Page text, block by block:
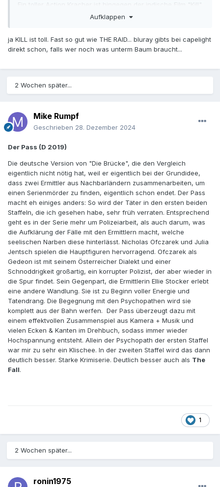
Ein toller Action Kracher ist hingegen der indische Film "Kill".
Aufklappen
ja KILL ist toll. Fast so gut wie THE RAID... bluray gibts bei capelight
direkt schon, falls wer noch was unterm Baum braucht...
2 Wochen später...
Mike Rumpf
Geschrieben 28. Dezember 2024
Der Pass (D 2019)
Die deutsche Version von "Die Brücke", die den Vergleich
eigentlich nicht nötig hat, weil er eigentlich bei der Grundidee,
dass zwei Ermittler aus Nachbarländern zusammenarbeiten, um
einen Serienmörder zu finden, eigentlich schon endet. Der Pass
macht eh einiges anders: So wird der Täter in den ersten beiden
Staffeln, die ich gesehen habe, sehr früh verraten. Entsprechend
geht es in der Serie mehr um Polizeiarbeit, als auch darum, was
die Aufklärung der Fälle mit den Ermittlern macht, welche
seelischen Narben diese hinterlässt. Nicholas Ofczarek und Julia
Jentsch spielen die Hauptfiguren hervorragend. Ofczarek als
Gedeon ist mit seinem Österreicher Dialekt und einer
Schnoddrigkeit großartig, ein korrupter Polizist, der aber wieder in
die Spur findet. Sein Gegenpart, die Ermittlerin Ellie Stocker erlebt
eine andere Wandlung. Sie ist zu Beginn voller Energie und
Tatendrang. Die Begegnung mit den Psychopathen wird sie
komplett aus der Bahn werfen. Der Pass überzeugt dazu mit
einem effektvollen Zusammenspiel aus Kamera + Musik und
vielen Ecken & Kanten im Drehbuch, sodass immer wieder
Hochspannung entsteht. Allein der Psychopath der ersten Staffel
war mir zu sehr ein Klischee. In der zweiten Staffel wird das dann
deutlich besser. Starke Krimiserie. Deutlich besser auch als The
Fall.
1
2 Wochen später...
ronin1975